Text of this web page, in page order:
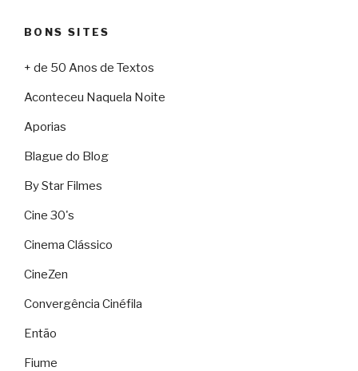
BONS SITES
+ de 50 Anos de Textos
Aconteceu Naquela Noite
Aporias
Blague do Blog
By Star Filmes
Cine 30's
Cinema Clássico
CineZen
Convergência Cinéfila
Então
Fiume